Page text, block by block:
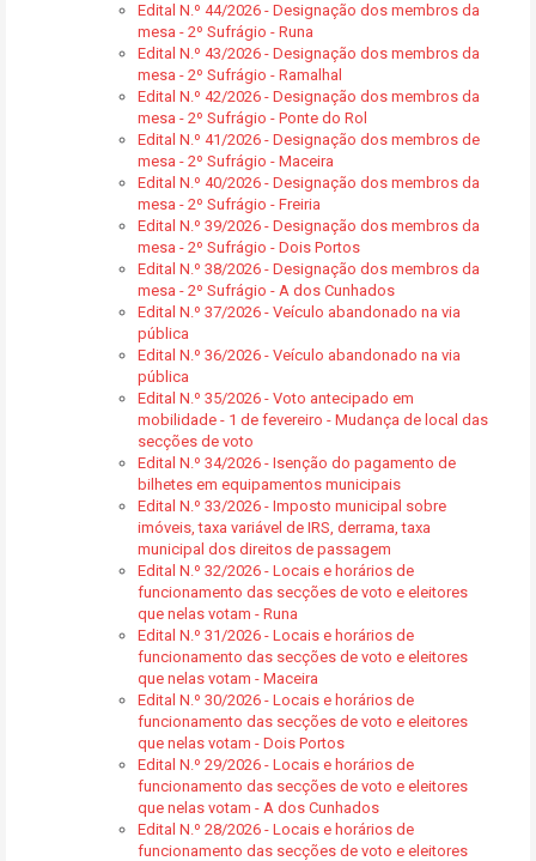
Edital N.º 44/2026 - Designação dos membros da
mesa - 2º Sufrágio - Runa
Edital N.º 43/2026 - Designação dos membros da
mesa - 2º Sufrágio - Ramalhal
Edital N.º 42/2026 - Designação dos membros da
mesa - 2º Sufrágio - Ponte do Rol
Edital N.º 41/2026 - Designação dos membros de
mesa - 2º Sufrágio - Maceira
Edital N.º 40/2026 - Designação dos membros da
mesa - 2º Sufrágio - Freiria
Edital N.º 39/2026 - Designação dos membros da
mesa - 2º Sufrágio - Dois Portos
Edital N.º 38/2026 - Designação dos membros da
mesa - 2º Sufrágio - A dos Cunhados
Edital N.º 37/2026 - Veículo abandonado na via
pública
Edital N.º 36/2026 - Veículo abandonado na via
pública
Edital N.º 35/2026 - Voto antecipado em
mobilidade - 1 de fevereiro - Mudança de local das
secções de voto
Edital N.º 34/2026 - Isenção do pagamento de
bilhetes em equipamentos municipais
Edital N.º 33/2026 - Imposto municipal sobre
imóveis, taxa variável de IRS, derrama, taxa
municipal dos direitos de passagem
Edital N.º 32/2026 - Locais e horários de
funcionamento das secções de voto e eleitores
que nelas votam - Runa
Edital N.º 31/2026 - Locais e horários de
funcionamento das secções de voto e eleitores
que nelas votam - Maceira
Edital N.º 30/2026 - Locais e horários de
funcionamento das secções de voto e eleitores
que nelas votam - Dois Portos
Edital N.º 29/2026 - Locais e horários de
funcionamento das secções de voto e eleitores
que nelas votam - A dos Cunhados
Edital N.º 28/2026 - Locais e horários de
funcionamento das secções de voto e eleitores